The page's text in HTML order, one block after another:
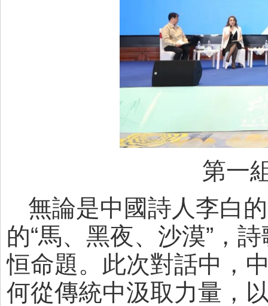
第一
無論是中國詩人李白
的“馬、黑夜、沙漠”，
恒命題。此次對話中，
何從傳統中汲取力量，